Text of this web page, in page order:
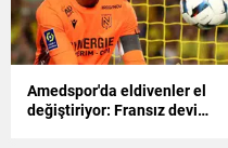
Amedspor'da eldivenler el
değiştiriyor: Fransız devi